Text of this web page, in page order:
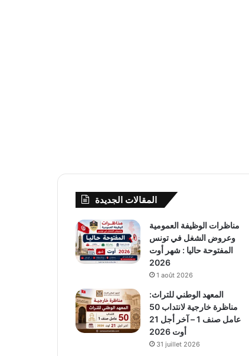
المقالات الجديدة
مناظرات الوظيفة العمومية
وعروض الشغل في تونس
المفتوحة حاليا : شهر أوت
2026
1 août 2026
المعهد الوطني للتراث:
مناظرة خارجية لانتداب 50
عامل صنف 1 – آخر أجل 21
أوت 2026
31 juillet 2026